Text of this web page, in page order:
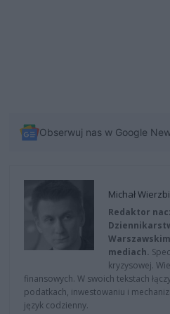
Obserwuj nas w Google
Michał
Redaktor
mediach.
kryzysowej.
finansowych. W swoich tekstach
podatkach, inwestowaniu i
język codzienny.